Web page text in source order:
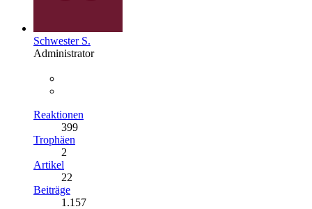
Schwester S.
Administrator
Reaktionen
399
Trophäen
2
Artikel
22
Beiträge
1.157